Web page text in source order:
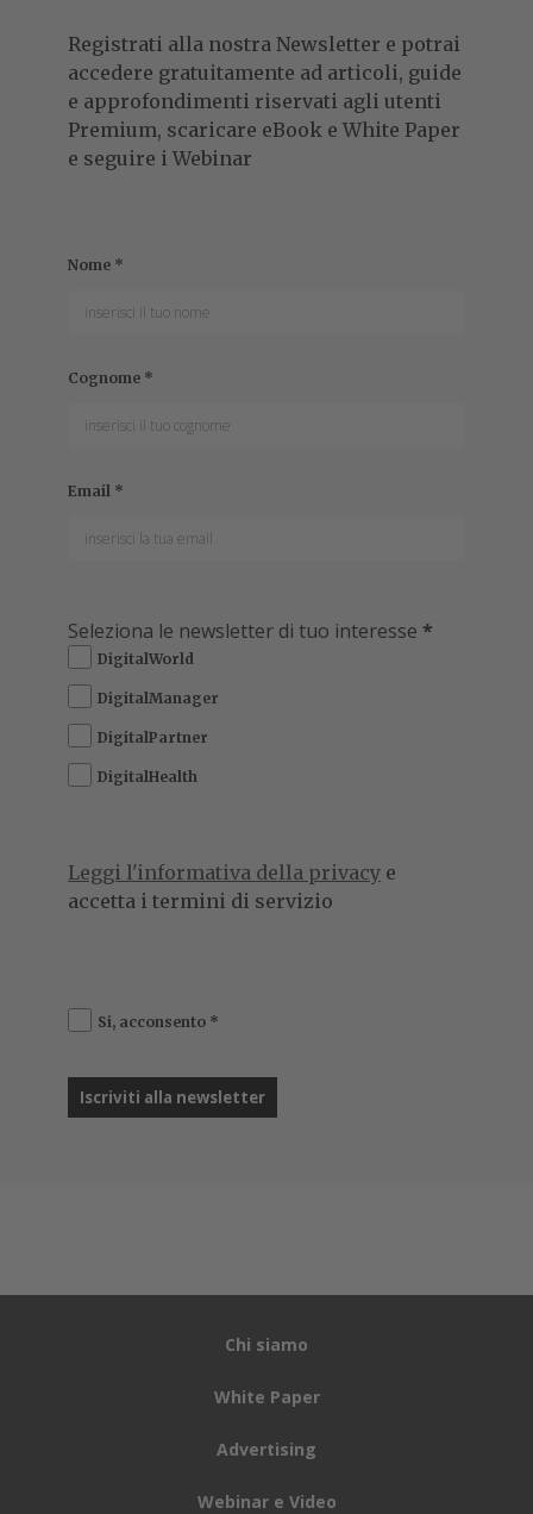
Registrati alla nostra Newsletter e potrai
accedere gratuitamente ad articoli, guide
e approfondimenti riservati agli utenti
Premium, scaricare eBook e White Paper
e seguire i Webinar
Nome *
Cognome *
Email *
Seleziona le newsletter di tuo interesse *
DigitalWorld
DigitalManager
DigitalPartner
DigitalHealth
Leggi l'informativa della privacy e
accetta i termini di servizio
Si, acconsento *
Chi siamo
White Paper
Advertising
Webinar e Video